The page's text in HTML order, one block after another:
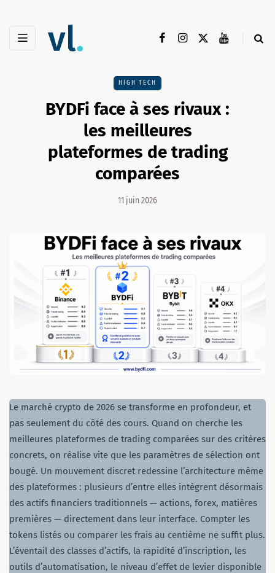
HIGH TECH
BYDFi face à ses rivaux :
les meilleures
plateformes de trading
comparées
11 juin 2026
Le marché crypto de 2026 se transforme en profondeur, et
pas seulement du côté des cours. Quand on cherche les
meilleures plateformes de trading comparées sur des critères
concrets, on réalise vite que les paramètres de sélection ont
bougé. Un mouvement discret redessine l’architecture même
des plateformes : plusieurs d’entre elles intègrent désormais
des actifs financiers traditionnels — actions, forex, matières
premières — directement dans leur interface. Compter les
tokens listés ou comparer les frais au centième ne suffit plus.
L’éventail des classes d’actifs, la rapidité d’inscription, les
outils d’automatisation, le niveau d’effet de levier disponible